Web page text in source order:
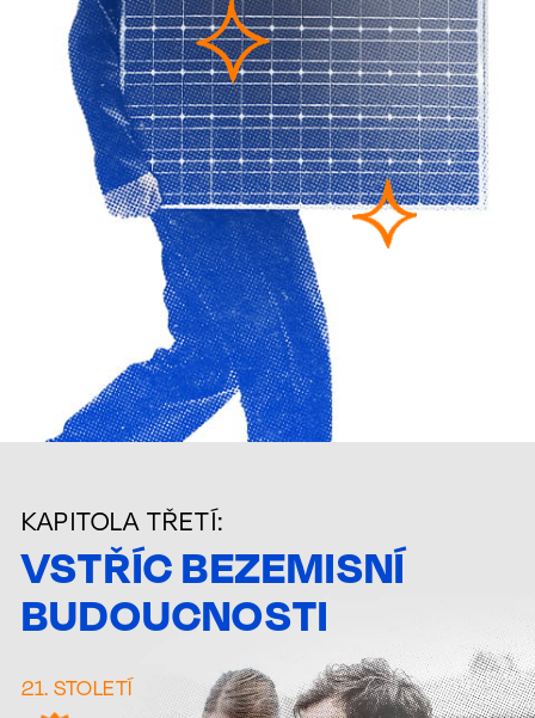
KAPITOLA TŘETÍ:
VSTŘÍC BEZEMISNÍ
BUDOUCNOSTI
21. STOLETÍ